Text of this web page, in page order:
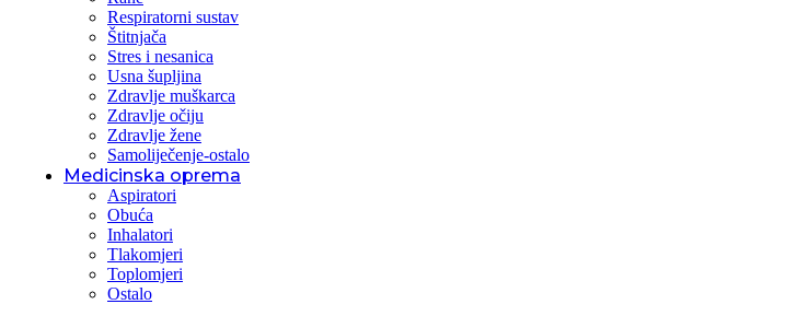
Respiratorni sustav
Štitnjača
Stres i nesanica
Usna šupljina
Zdravlje muškarca
Zdravlje očiju
Zdravlje žene
Samoliječenje-ostalo
Medicinska oprema
Aspiratori
Obuća
Inhalatori
Tlakomjeri
Toplomjeri
Ostalo